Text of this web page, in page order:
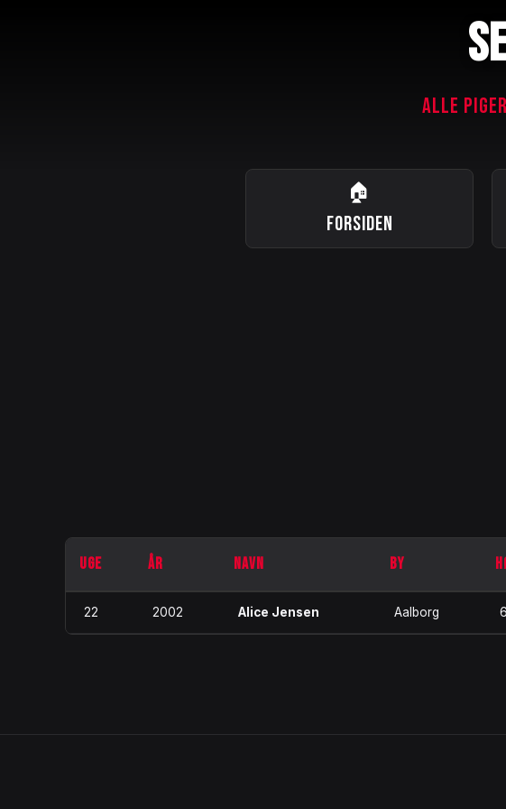
ALLE
🏠
FORSIDEN
UGE ÅR NAVN BY
22 2002 Alice Jensen Aalborg